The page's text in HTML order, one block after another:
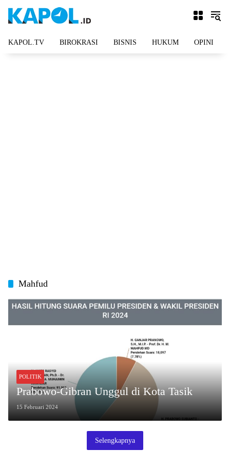
KAPOL.TV BIROKRASI BISNIS HUKUM OPINI
Mahfud
POLITIK
Prabowo-Gibran Unggul di Kota Tasik
15 Februari 2024
Selengkapnya